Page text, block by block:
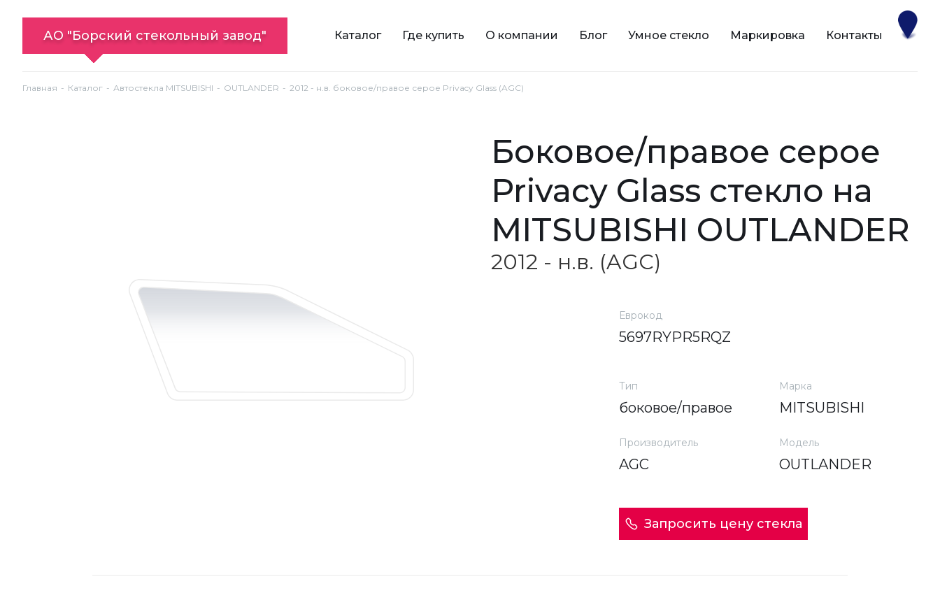
АО "Борский стекольный завод" Каталог Где купить О компании Блог Умное стекло Маркировка Контакты
Главная Каталог Автостекла MITSUBISHI OUTLANDER 2012 - н.в. боковое/правое серое Privacy Glass (AGC)
боковое/правое серое
Privacy Glass стекло на
MITSUBISHI OUTLANDER
2012 - н.в. (AGC)
Еврокод
5697RYPR5RQZ
Тип
боковое/правое
Марка
MITSUBISHI
Производитель
AGC
Модель
OUTLANDER
Запросить цену стекла